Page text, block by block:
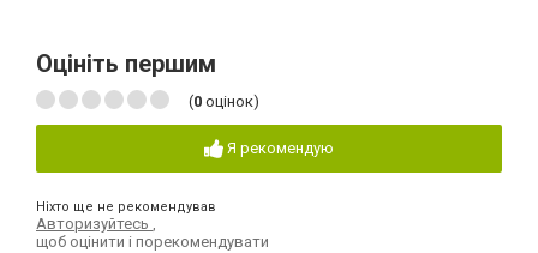
Оцініть першим
(0 оцінок)
Я рекомендую
Ніхто ще не рекомендував
Авторизуйтесь ,
щоб оцінити і порекомендувати